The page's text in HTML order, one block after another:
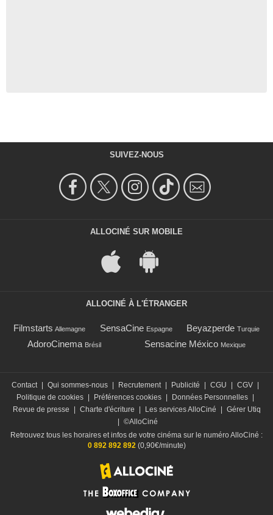
SUIVEZ-NOUS
ALLOCINÉ SUR MOBILE
ALLOCINÉ À L'ÉTRANGER
Filmstarts Allemagne SensaCine Espagne Beyazperde Turquie
AdoroCinema Brésil Sensacine México Mexique
Contact | Qui sommes-nous | Recrutement | Publicité | CGU | CGV |
Politique de cookies | Préférences cookies | Données Personnelles |
Revue de presse
| Charte d'écriture | Les services AlloCiné | Gérer Utiq
| ©AlloCiné
Retrouvez tous les horaires et infos de votre cinéma sur le numéro AlloCiné :
0 892 892 892 (0,90€/minute)